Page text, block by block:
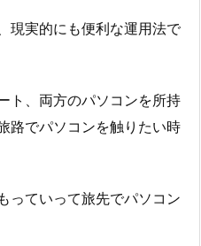
現実的にも便利な運用法で
ト、両方のパソコンを所持
路でパソコンを触りたい時
っていって旅先でパソコン